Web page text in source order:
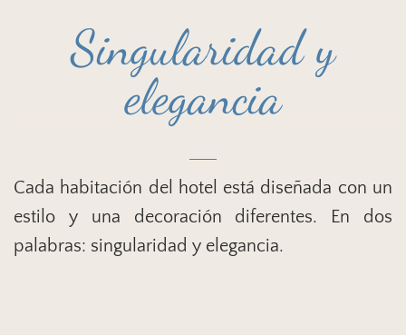
Singularidad y
elegancia
Cada habitación del hotel está diseñada con un
estilo y una decoración diferentes. En dos
palabras: singularidad y elegancia.